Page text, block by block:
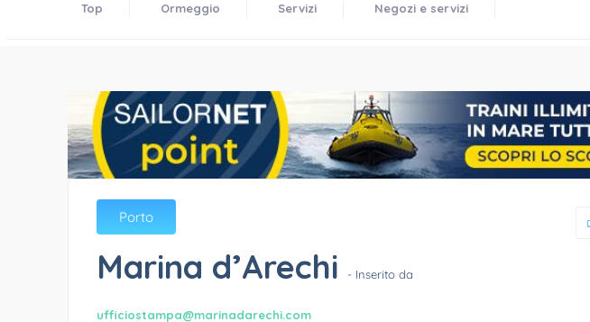
Top Ormeggio Servizi Negozi e servizi
Porto
Marina d’Arechi - Inserito da
ufficiostampa@marinadarechi.com